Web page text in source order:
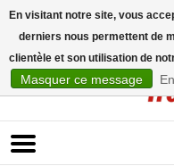
En visitant notre site, vous
derniers nous permettent de
clientèle et son utilisation de
Masquer ce message